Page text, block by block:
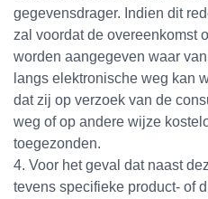
gegevensdrager. Indien dit
zal voordat de overeenkomst
worden aangegeven waar
langs elektronische weg kan
dat zij op verzoek van de
weg of op andere wijze
toegezonden.
4. Voor het geval dat naast
tevens specifieke product- of